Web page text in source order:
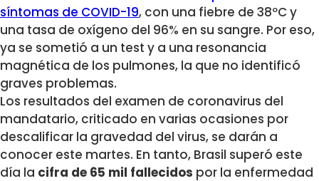
síntomas de COVID-19, con una fiebre de 38ºC y
una tasa de oxígeno del 96% en su sangre. Por eso,
ya se sometió a un test y a una resonancia
magnética de los pulmones, la que no identificó
graves problemas.
Los resultados del examen de coronavirus del
mandatario, criticado en varias ocasiones por
descalificar la gravedad del virus, se darán a
conocer este martes. En tanto, Brasil superó este
día la cifra de 65 mil fallecidos por la enfermedad